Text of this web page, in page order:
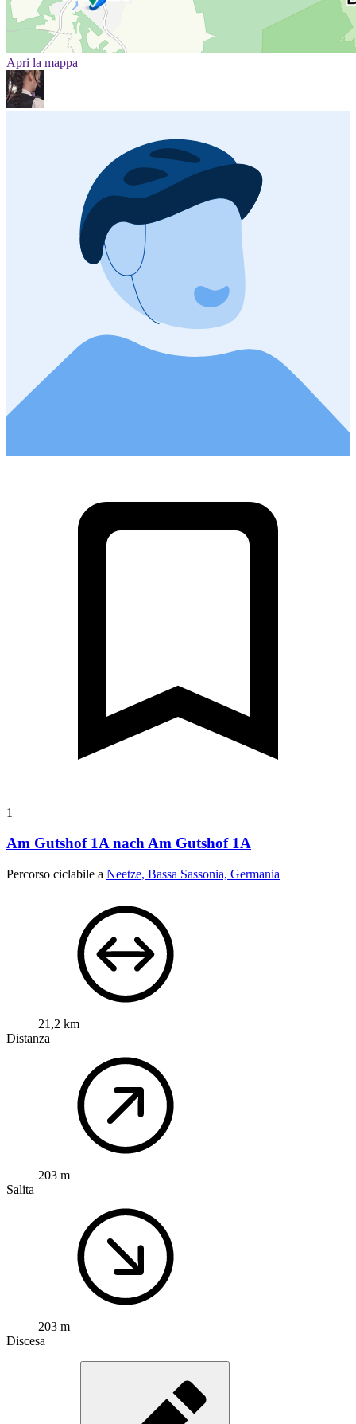
Apri la mappa
1
Am Gutshof 1A nach Am Gutshof 1A
Percorso ciclabile a Neetze, Bassa Sassonia, Germania
21,2 km
Distanza
203 m
Salita
203 m
Discesa